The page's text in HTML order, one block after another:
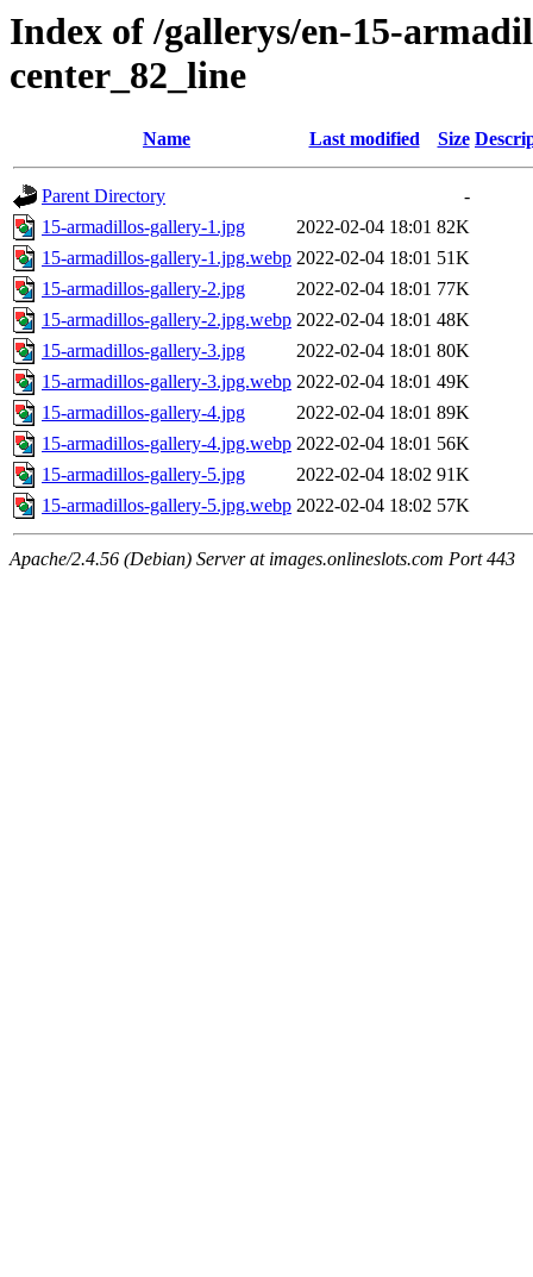
Index of /gallerys/en-15-
center_82_line
Name Last modified Size
Parent Directory
-
15-armadillos-gallery-1.jpg
2022-02-04 18:01 82K
15-armadillos-gallery-1.jpg.webp 2022-02-04 18:01 51K
15-armadillos-gallery-2.jpg
2022-02-04 18:01 77K
15-armadillos-gallery-2.jpg.webp 2022-02-04 18:01 48K
15-armadillos-gallery-3.jpg
2022-02-04 18:01 80K
15-armadillos-gallery-3.jpg.webp 2022-02-04 18:01 49K
15-armadillos-gallery-4.jpg
2022-02-04 18:01 89K
15-armadillos-gallery-4.jpg.webp 2022-02-04 18:01 56K
15-armadillos-gallery-5.jpg
2022-02-04 18:02 91K
15-armadillos-gallery-5.jpg.webp 2022-02-04 18:02 57K
Apache/2.4.56 (Debian) Server at images.onlineslots.com Port 443